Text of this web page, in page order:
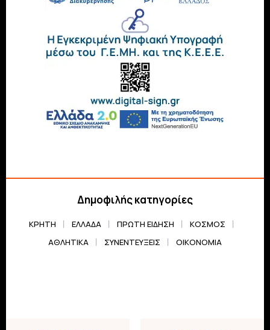
Δημοφιλής κατηγορίες
ΚΡΗΤΗ ΕΛΛΆΔΑ ΠΡΏΤΗ ΕΊΔΗΣΗ
ΚΌΣΜΟΣ
ΑΘΛΗΤΙΚΆ
ΣΥΝΕΝΤΕΎΞΕΙΣ ΟΙΚΟΝΟΜΊΑ